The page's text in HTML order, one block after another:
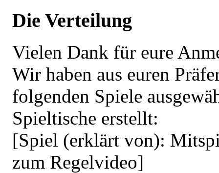
Die Verteilung
Vielen Dank für eure
Wir haben aus euren
folgenden Spiele
Spieltische erstellt:
[Spiel (erklärt von):
zum Regelvideo]